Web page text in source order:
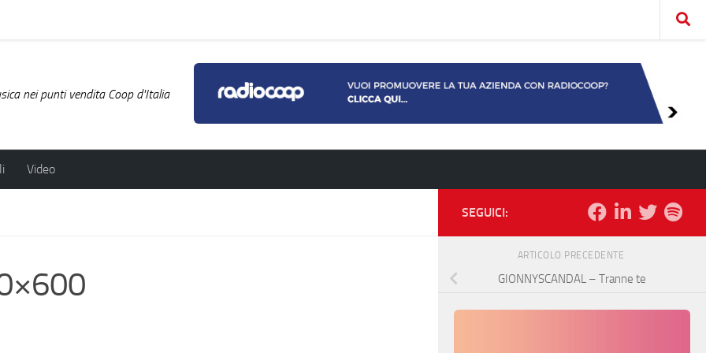
nei punti vendita Coop d'Italia
Video
SEGUICI:
ARTICOLO PRECEDENTE
GIONNYSCANDAL – Tranne te